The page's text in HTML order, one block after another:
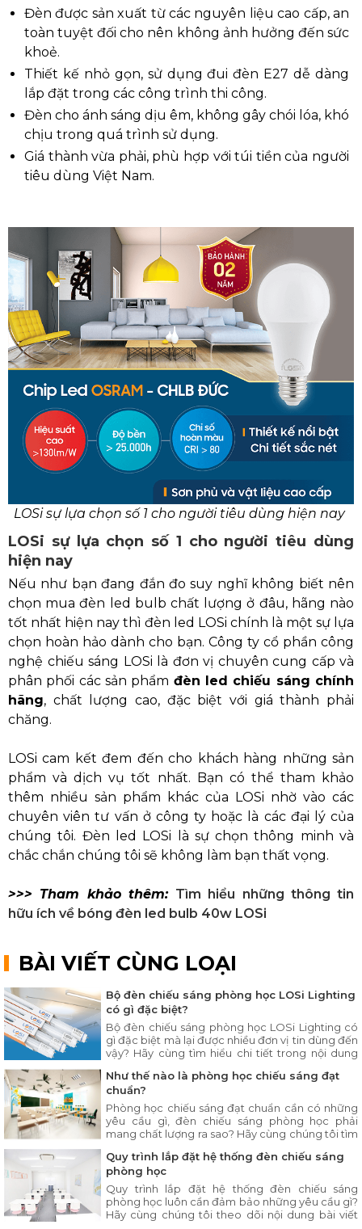
Đèn được sản xuất từ các nguyên liệu cao cấp, an
toàn tuyệt đối cho nên không ảnh hưởng đến sức
khoẻ.
Thiết kế nhỏ gọn, sử dụng đui đèn E27 dễ dàng
lắp đặt trong các công trình thi công.
Đèn cho ánh sáng dịu êm, không gây chói lóa, khó
chịu trong quá trình sử dụng.
Giá thành vừa phải, phù hợp với túi tiền của người
tiêu dùng Việt Nam.
LOSi sự lựa chọn số 1 cho người tiêu dùng hiện nay
LOSi sự lựa chọn số 1 cho người tiêu dùng
hiện nay
Nếu như bạn đang đắn đo suy nghĩ không biết nên
chọn mua đèn led bulb chất lượng ở đâu, hãng nào
tốt nhất hiện nay thì đèn led LOSi chính là một sự lựa
chọn hoàn hảo dành cho bạn. Công ty cổ phần công
nghệ chiếu sáng LOSi là đơn vị chuyên cung cấp và
phân phối các sản phẩm đèn led chiếu sáng chính
hãng, chất lượng cao, đặc biệt với giá thành phải
chăng.
LOSi cam kết đem đến cho khách hàng những sản
phẩm và dịch vụ tốt nhất. Bạn có thể tham khảo
thêm nhiều sản phẩm khác của LOSi nhờ vào các
chuyên viên tư vấn ở công ty hoặc là các đại lý của
chúng tôi. Đèn led LOSi là sự chọn thông minh và
chắc chắn chúng tôi sẽ không làm bạn thất vọng.
>>> Tham khảo thêm: Tìm hiểu những thông tin
hữu ích về bóng đèn led bulb 40w LOSi
BÀI VIẾT CÙNG LOẠI
Bộ đèn chiếu sáng phòng học LOSi Lighting
có gì đặc biệt?
Bộ đèn chiếu sáng phòng học LOSi Lighting có
gì đặc biệt mà lại được nhiều đơn vị tin dùng đến
vậy? Hãy cùng tìm hiểu chi tiết trong nội dung
Như thế nào là phòng học chiếu sáng đạt
chuẩn?
Phòng học chiếu sáng đạt chuẩn cần có những
yêu cầu gì, đèn chiếu sáng phòng học phải
mang chất lượng ra sao? Hãy cùng chúng tôi tìm
Quy trình lắp đặt hệ thống đèn chiếu sáng
phòng học
Quy trình lắp đặt hệ thống đèn chiếu sáng
phòng học luôn cần đảm bảo những yêu cầu gì?
Hãy cùng chúng tôi theo dõi nội dung bài viết